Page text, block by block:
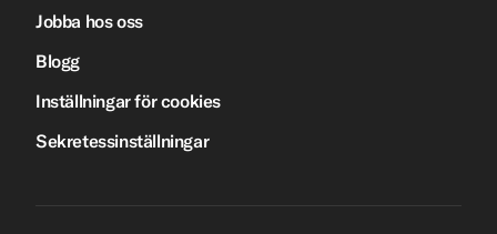
Jobba hos oss
Blogg
Inställningar för cookies
Sekretessinställningar